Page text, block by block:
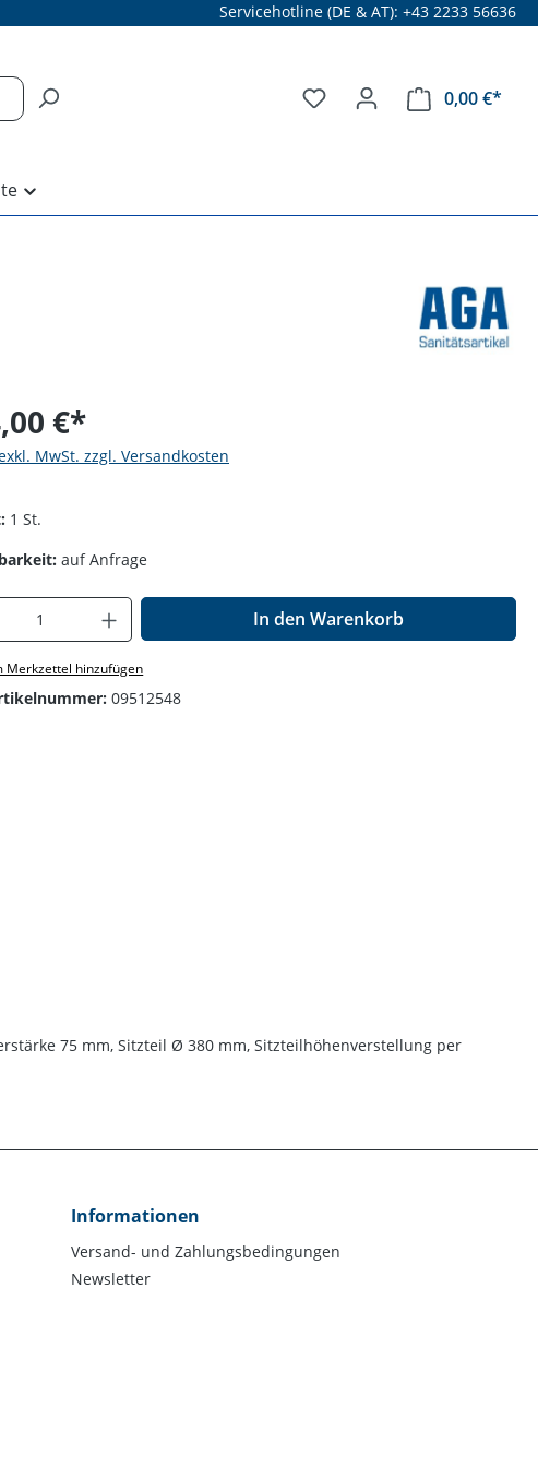
Servicehotline (DE & AT): +43 2233 56636
0,00 €*
€*
MwSt. zzgl. Versandkosten
1 St.
auf Anfrage
Anzahl: Gib den gewünschten Wert
In den Warenkorb
Merkzettel hinzufügen
09512548
75 mm, Sitzteil Ø 380 mm, Sitzteilhöhenverstellung per
Informationen
Versand- und Zahlungsbedingungen
Newsletter